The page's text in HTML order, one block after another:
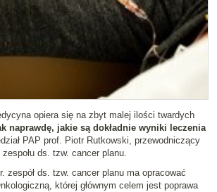
opiera się na zbyt malej ilości twardych
naprawdę, jakie są dokładnie wyniki leczenia
PAP prof. Piotr Rutkowski, przewodniczący
zespołu ds. tzw. cancer planu.
zespół ds. tzw. cancer planu ma opracować
której głównym celem jest poprawa